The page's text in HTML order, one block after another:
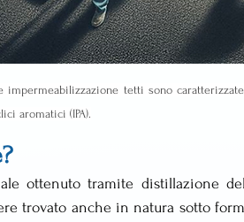
impermeabilizzazione tetti sono
aromatici (IPA).
ottenuto tramite distillazione
trovato anche in natura sotto